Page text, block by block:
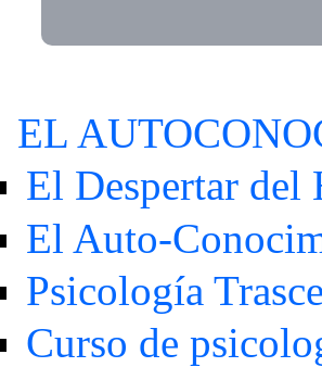
EL
El Despertar del
El Auto-
Psicología
Curso de